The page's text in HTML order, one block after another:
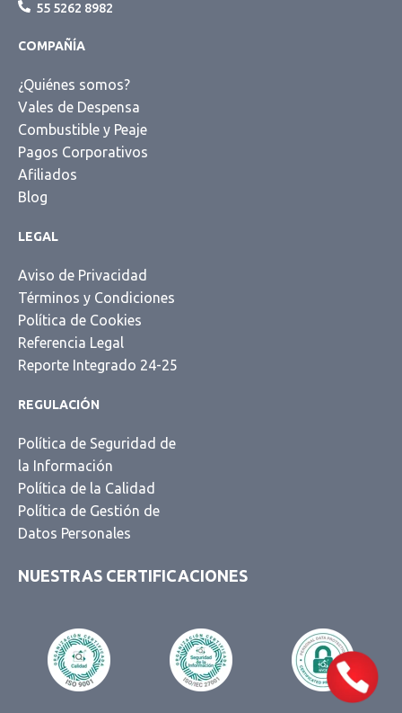
55 5262 8982
COMPAÑÍA
¿Quiénes somos?
Vales de Despensa
Combustible y Peaje
Pagos Corporativos
Afiliados
Blog
LEGAL
Aviso de Privacidad
Términos y Condiciones
Política de Cookies
Referencia Legal
Reporte Integrado 24-25
REGULACIÓN
Política de Seguridad de
la Información
Política de la Calidad
Política de Gestión de
Datos Personales
NUESTRAS CERTIFICACIONES
55 5351 3176
55 5262 8982
Tarjeta empresarial